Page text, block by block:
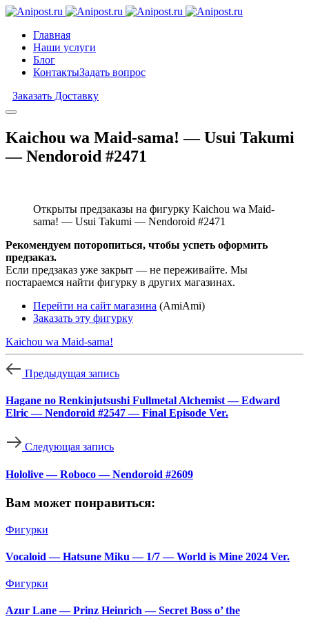
Главная
Наши услуги
Блог
КонтактыЗадать вопрос
Заказать Доставку
Kaichou wa Maid-sama! — Usui Takumi
— Nendoroid #2471
Открыты предзаказы на фигурку Kaichou wa Maid-
sama! — Usui Takumi — Nendoroid #2471
Рекомендуем поторопиться, чтобы успеть оформить
предзаказ.
Если предзаказ уже закрыт — не переживайте. Мы
постараемся найти фигурку в других магазинах.
Перейти на сайт магазина (AmiAmi)
Заказать эту фигурку
Kaichou wa Maid-sama!
Предыдущая запись
Hagane no Renkinjutsushi Fullmetal Alchemist — Edward
Elric — Nendoroid #2547 — Final Episode Ver.
Следующая запись
Hololive — Roboco — Nendoroid #2609
Вам может понравиться:
Фигурки
Vocaloid — Hatsune Miku — 1/7 — World is Mine 2024 Ver.
Фигурки
Azur Lane — Prinz Heinrich — Secret Boss o’ the